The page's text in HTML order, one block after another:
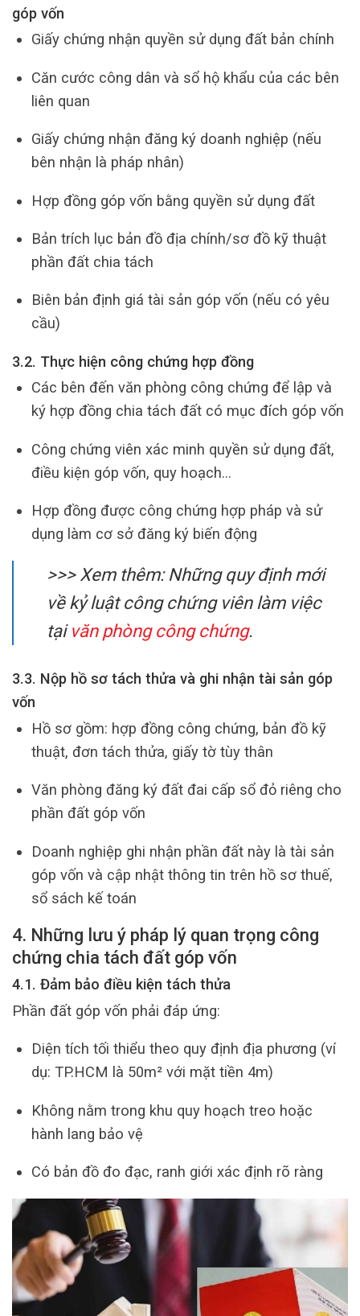
góp vốn
Giấy chứng nhận quyền sử dụng đất bản chính
Căn cước công dân và sổ hộ khẩu của các bên
liên quan
Giấy chứng nhận đăng ký doanh nghiệp (nếu
bên nhận là pháp nhân)
Hợp đồng góp vốn bằng quyền sử dụng đất
Bản trích lục bản đồ địa chính/sơ đồ kỹ thuật
phần đất chia tách
Biên bản định giá tài sản góp vốn (nếu có yêu
cầu)
3.2. Thực hiện công chứng hợp đồng
Các bên đến văn phòng công chứng để lập và
ký hợp đồng chia tách đất có mục đích góp vốn
Công chứng viên xác minh quyền sử dụng đất,
điều kiện góp vốn, quy hoạch…
Hợp đồng được công chứng hợp pháp và sử
dụng làm cơ sở đăng ký biến động
>>> Xem thêm: Những quy định mới
về kỷ luật công chứng viên làm việc
tại văn phòng công chứng.
3.3. Nộp hồ sơ tách thửa và ghi nhận tài sản góp
vốn
Hồ sơ gồm: hợp đồng công chứng, bản đồ kỹ
thuật, đơn tách thửa, giấy tờ tùy thân
Văn phòng đăng ký đất đai cấp sổ đỏ riêng cho
phần đất góp vốn
Doanh nghiệp ghi nhận phần đất này là tài sản
góp vốn và cập nhật thông tin trên hồ sơ thuế,
sổ sách kế toán
4. Những lưu ý pháp lý quan trọng công
chứng chia tách đất góp vốn
4.1. Đảm bảo điều kiện tách thửa
Phần đất góp vốn phải đáp ứng:
Diện tích tối thiểu theo quy định địa phương (ví
dụ: TP.HCM là 50m² với mặt tiền 4m)
Không nằm trong khu quy hoạch treo hoặc
hành lang bảo vệ
Có bản đồ đo đạc, ranh giới xác định rõ ràng